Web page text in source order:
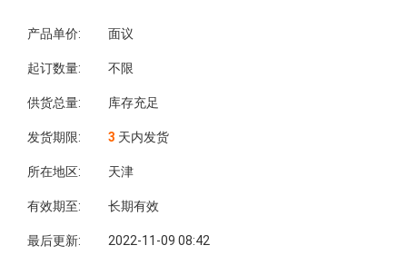
产品单价: 面议
起订数量: 不限
供货总量: 库存充足
发货期限: 3 天内发货
所在地区: 天津
有效期至: 长期有效
最后更新: 2022-11-09 08:42